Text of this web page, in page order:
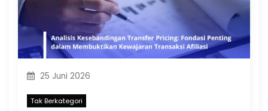
25 Juni 2026
Tak Berkategori